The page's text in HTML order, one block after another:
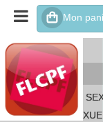
affiner ou
Catégories
EDUCATION
MORALE